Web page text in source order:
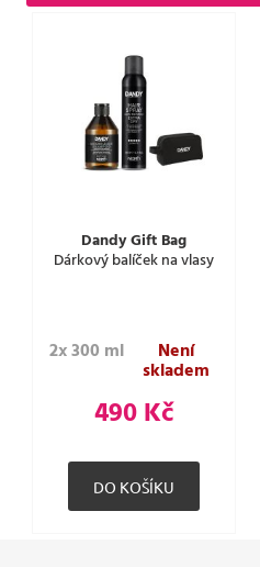
Dandy Gift Bag
Dárkový balíček na vlasy
2x 300 ml Není
skladem
490 Kč